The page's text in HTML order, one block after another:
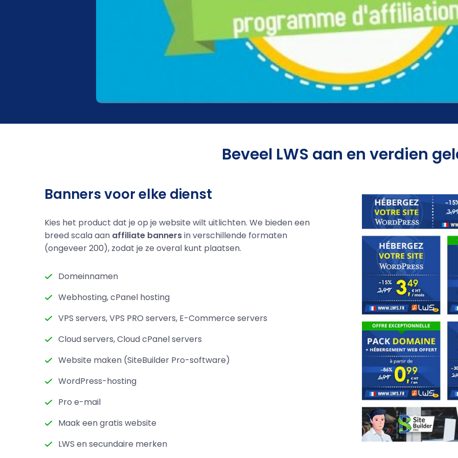
Beveel LWS aan en verdien
Banners voor elke dienst
Kies het product dat je op je website wilt uitlichten. We bieden een
breed scala aan affiliate bannersin verschillende formaten
(ongeveer 200), zodat je ze overal kunt plaatsen.
Domeinnamen
Webhosting, cPanel hosting
VPS servers, VPS PRO servers, E-Commerce servers
Cloud servers, Cloud cPanel servers
Website maken (SiteBuilder Pro-software)
WordPress-hosting
Pro e-mail
Maak een gratis website
LWS en secundaire merken